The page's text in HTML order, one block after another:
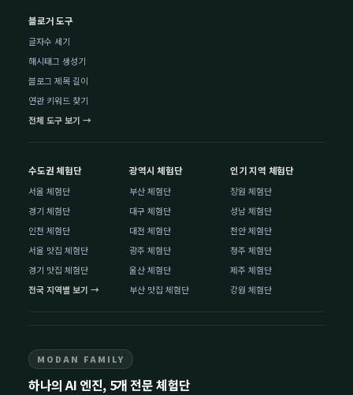
블로거 도구
글자수 세기
해시태그 생성기
블로그 제목 길이
연관 키워드 찾기
전체 도구 보기 →
수도권 체험단
서울 체험단
경기 체험단
인천 체험단
서울 맛집 체험단
경기 맛집 체험단
전국 지역별 보기 →
광역시 체험단
부산 체험단
대구 체험단
대전 체험단
광주 체험단
울산 체험단
부산 맛집 체험단
인기 지역 체험단
창원 체험단
성남 체험단
천안 체험단
청주 체험단
제주 체험단
강원 체험단
MODAN FAMILY
하나의 AI 엔진, 5개 전문 체험단